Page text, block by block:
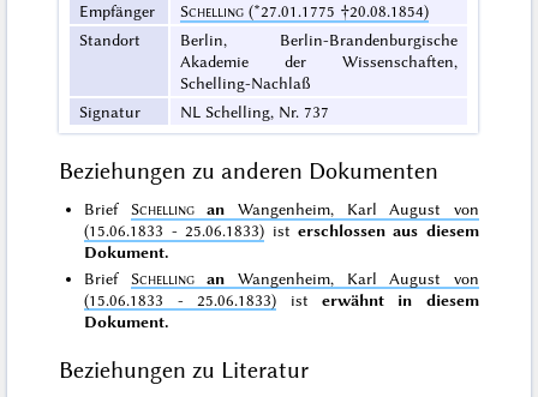
Empfänger
Schelling (*27.01.1775 †20.08.1854)
Standort
Berlin, Berlin-Brandenburgische
Akademie der Wissenschaften,
Schelling-Nachlaß
Signatur
NL Schelling, Nr. 737
Beziehungen zu anderen Dokumenten
Brief Schelling an Wangenheim, Karl August von
(15.06.1833 - 25.06.1833) ist erschlossen aus diesem
Dokument.
Brief Schelling an Wangenheim, Karl August von
(15.06.1833 - 25.06.1833) ist erwähnt in diesem
Dokument.
Beziehungen zu Literatur